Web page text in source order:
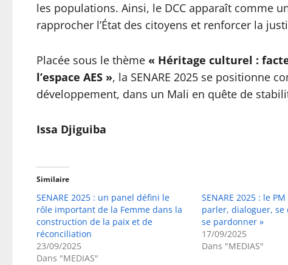
les populations. Ainsi, le DCC apparaît comme
rapprocher l’État des citoyens et renforcer la
Placée sous le thème « Héritage culturel :
l’espace AES », la SENARE 2025 se positionne
développement, dans un Mali en quête de
Issa Djiguiba
Similaire
SENARE 2025 : un panel défini le
rôle important de la Femme dans la
construction de la paix et de
réconciliation
23/09/2025
Dans "MEDIAS"
SENARE 2025 : le
parler, dialoguer, se
se pardonner »
17/09/2025
Dans "MEDIAS"